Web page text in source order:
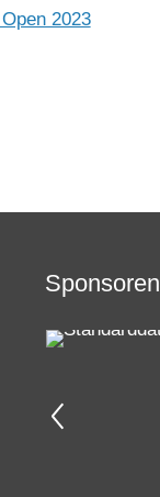
2023
Sponsoren